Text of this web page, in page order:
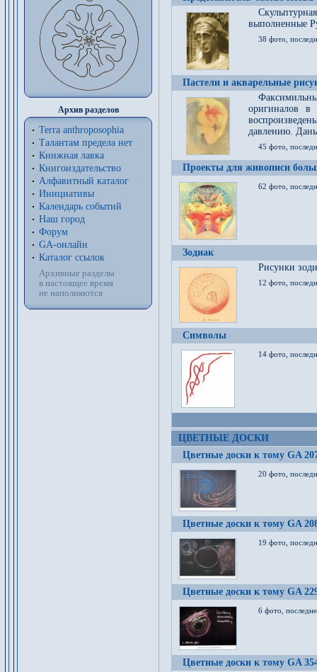
Архив разделов
Terra anthroposophia
Талантам предела нет
Книжная лавка
Книгоиздательство
Алфавитный каталог
Инициативы
Календарь событий
Наш город
Форум
GA-онлайн
Каталог ссылок
Архивные разделы
в настоящее время
не наполняются
выполненные
38 фото,
Пастели и акварельные
оригиналов
давлению.
45 фото,
Проекты для живописи
62 фото,
Зодиак
Рисунки
12 фото,
Символы
14 фото,
ЦВЕТНЫЕ ДОСКИ
Цветные доски к тому GA
20 фото,
Цветные доски к тому GA
19 фото,
Цветные доски к тому GA
6 фото,
Цветные доски к тому GA